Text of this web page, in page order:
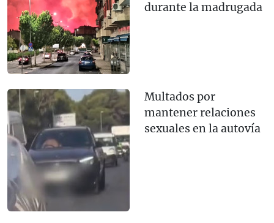
durante la madrugada
Multados por
mantener relaciones
sexuales en la autovía